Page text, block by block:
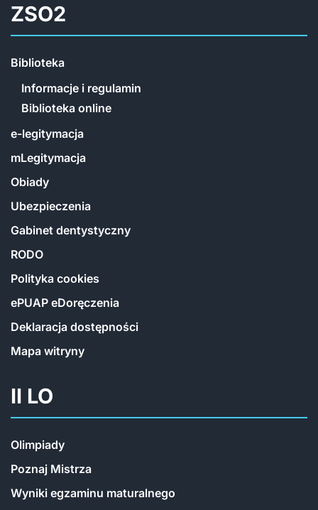
ZSO2
Biblioteka
Informacje i regulamin
Biblioteka online
e-legitymacja
mLegitymacja
Obiady
Ubezpieczenia
Gabinet dentystyczny
RODO
Polityka cookies
ePUAP eDoręczenia
Deklaracja dostępności
Mapa witryny
II LO
Olimpiady
Poznaj Mistrza
Wyniki egzaminu maturalnego